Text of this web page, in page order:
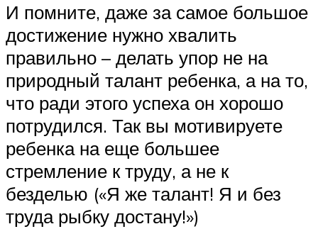
И помните, даже за самое большое
достижение нужно хвалить
правильно – делать упор не на
природный талант ребенка, а на то,
что ради этого успеха он хорошо
потрудился. Так вы мотивируете
ребенка на еще большее
стремление к труду, а не к
безделью («Я же талант! Я и без
труда рыбку достану!»)